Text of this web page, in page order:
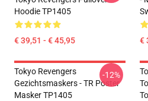
Hoodie TP1405
€ 39,51 - € 45,95 €
Tokyo Revengers
Gezichtsmaskers - TR Poster
Masker TP1405
-12%